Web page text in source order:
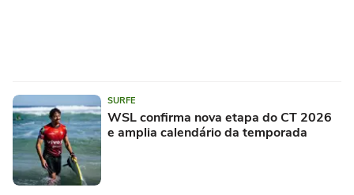
SURFE
WSL confirma nova etapa do CT 2026
e amplia calendário da temporada